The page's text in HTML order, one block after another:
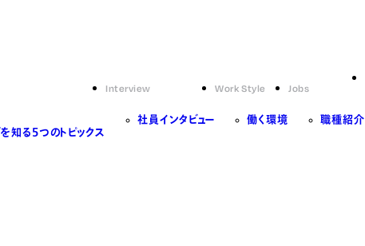
知る5つのトピックス
Interview
社員インタビュー
Work Style
働く環境
Jobs
職種紹介